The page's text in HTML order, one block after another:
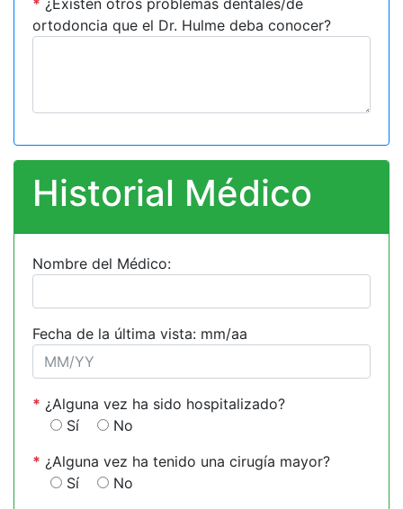
* ¿Existen otros problemas dentales/de
ortodoncia que el Dr. Hulme deba conocer?
Historial Médico
Nombre del Médico:
Fecha de la última vista: mm/aa
* ¿Alguna vez ha sido hospitalizado?
Sí
No
* ¿Alguna vez ha tenido una cirugía mayor?
Sí
No